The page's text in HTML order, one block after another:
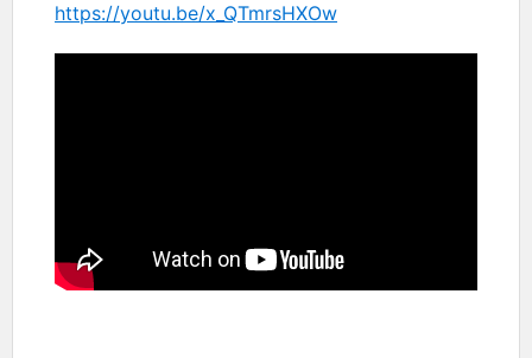
https://youtu.be/x_QTmrsHXOw